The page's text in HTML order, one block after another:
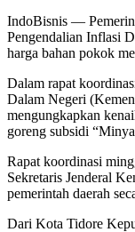
IndoBisnis —
Pengendalian Inflasi
harga bahan pokok
Dalam rapat
Dalam Negeri
mengungkapkan
goreng subsidi
Rapat koordinasi
Sekretaris Jenderal
pemerintah daerah
Dari Kota Tidore